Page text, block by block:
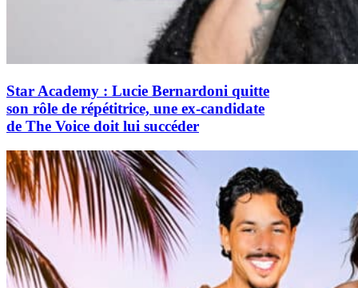
Star Academy : Lucie Bernardoni quitte
son rôle de répétitrice, une ex-candidate
de The Voice doit lui succéder